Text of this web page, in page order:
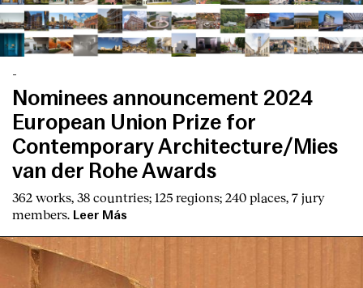
-
Nominees announcement 2024
European Union Prize for
Contemporary Architecture/Mies
van der Rohe Awards
362 works, 38 countries; 125 regions; 240 places, 7 jury
members. Leer Más